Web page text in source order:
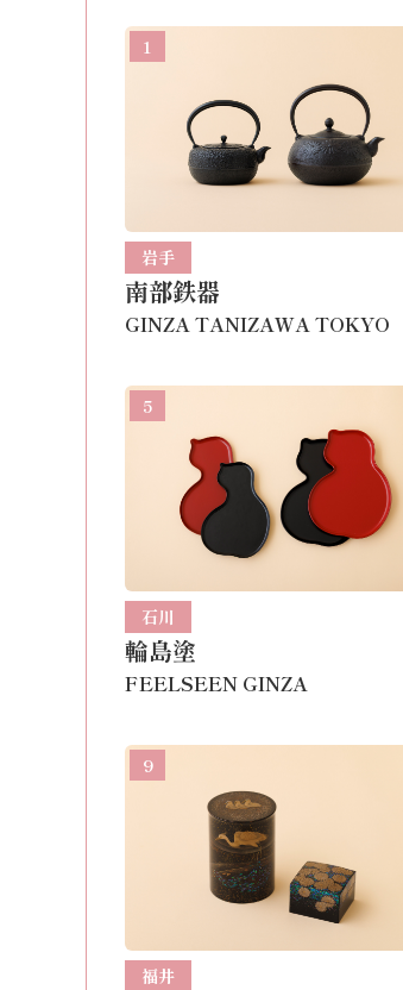
1
岩手
南部鉄器
GINZA TANIZAWA TOKYO
5
石川
輪島塗
FEELSEEN GINZA
9
福井